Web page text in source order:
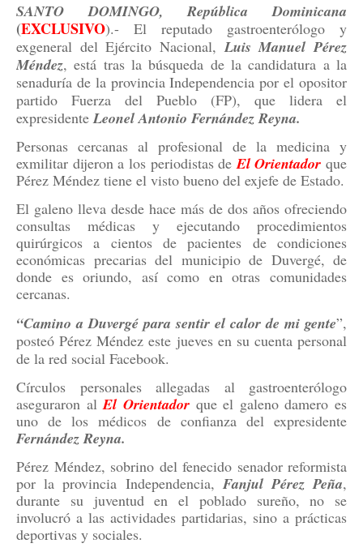
SANTO DOMINGO, República Dominicana
(EXCLUSIVO).- El reputado gastroenterólogo y
exgeneral del Ejército Nacional,Luis Manuel Pérez
Méndez, está tras la búsqueda de la candidatura a la
senaduría de la provincia Independencia por el opositor
partido Fuerza del Pueblo (FP), que lidera el
expresidenteLeonel Antonio Fernández Reyna.
Personas cercanas al profesional de la medicina y
exmilitar dijeron a los periodistas deEl Orientador que
Pérez Méndez tiene el visto bueno del exjefe de Estado.
El galeno lleva desde hace más de dos años ofreciendo
consultas médicas y ejecutando procedimientos
quirúrgicos a cientos de pacientes de condiciones
económicas precarias del municipio de Duvergé, de
donde es oriundo, así como en otras comunidades
cercanas.
“Camino a Duvergé para sentir el calor de mi gente”,
posteó Pérez Méndez este jueves en su cuenta personal
de la red social Facebook.
Círculos personales allegadas al gastroenterólogo
aseguraron alEl Orientador que el galeno damero es
uno de los médicos de confianza del expresidente
Fernández Reyna.
Pérez Méndez, sobrino del fenecido senador reformista
por la provincia Independencia, Fanjul Pérez Peña,
durante su juventud en el poblado sureño, no se
involucró a las actividades partidarias, sino a prácticas
deportivas y sociales.